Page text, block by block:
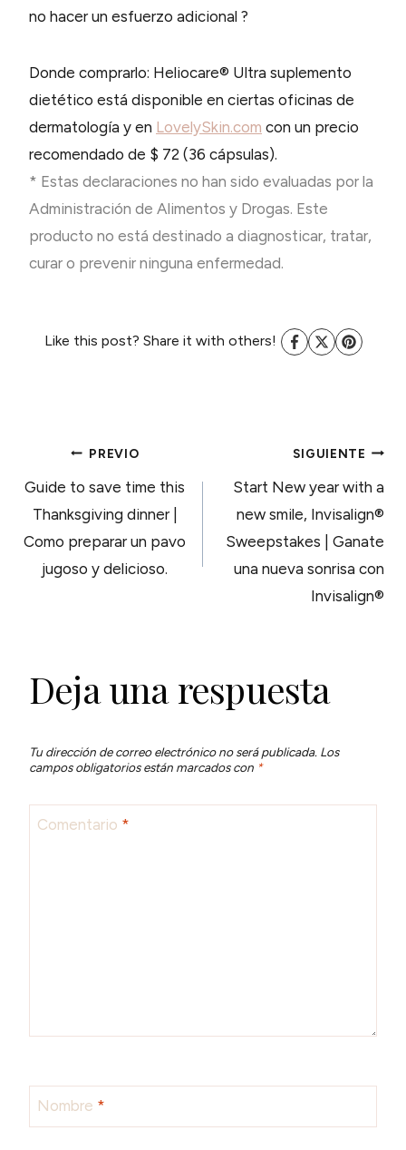
no hacer un esfuerzo adicional ?
Donde comprarlo: Heliocare® Ultra suplemento
dietético está disponible en ciertas oficinas de
dermatología y en LovelySkin.com con un precio
recomendado de $ 72 (36 cápsulas).
* Estas declaraciones no han sido evaluadas por la
Administración de Alimentos y Drogas. Este
producto no está destinado a diagnosticar, tratar,
curar o prevenir ninguna enfermedad.
Like this post? Share it with others!
NAVEGACIÓN
DE
ENTRADAS
PREVIO
Guide to save time this
Thanksgiving dinner |
Como preparar un pavo
jugoso y delicioso.
SIGUIENTE
Start New year with a
new smile, Invisalign®
Sweepstakes | Ganate
una nueva sonrisa con
Invisalign®
Deja una respuesta
Tu dirección de correo electrónico no será publicada. Los
campos obligatorios están marcados con *
Comentario *
Nombre *